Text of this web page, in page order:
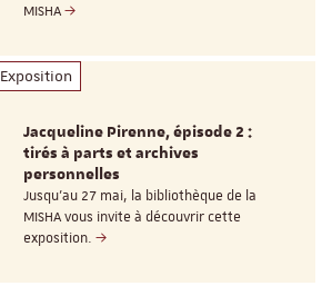
MISHA
Exposition
Jacqueline Pirenne, épisode 2 :
tirés à parts et archives
personnelles
Jusqu’au 27 mai, la bibliothèque de la
MISHA vous invite à découvrir cette
exposition.